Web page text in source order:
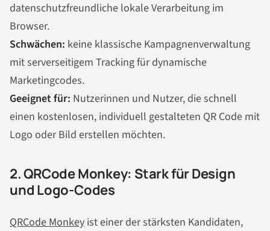
datenschutzfreundliche lokale Verarbeitung im
Browser.
Schwächen: keine klassische Kampagnenverwaltung
mit serverseitigem Tracking für dynamische
Marketingcodes.
Geeignet für: Nutzerinnen und Nutzer, die schnell
einen kostenlosen, individuell gestalteten QR Code mit
Logo oder Bild erstellen möchten.
2. QRCode Monkey: Stark für Design
und Logo-Codes
QRCode Monkey ist einer der stärksten Kandidaten,